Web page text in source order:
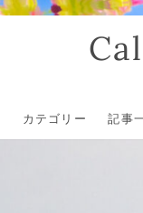
カテゴリー 記事